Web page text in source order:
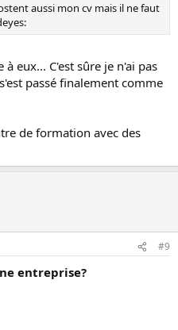
aussi mon cv mais il ne faut
eux... C'est sûre je n'ai pas
passé finalement comme
de formation avec des
#9
entreprise?